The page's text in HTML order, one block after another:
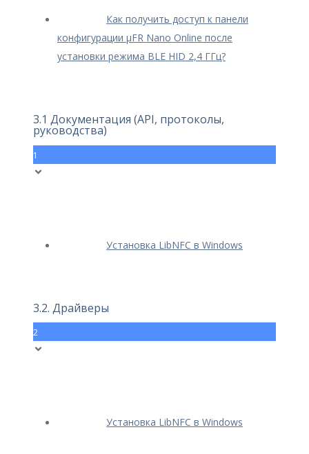
Как получить доступ к панели
конфигурации μFR Nano Online после
установки режима BLE HID 2,4 ГГц?
3.1 Документация (API, протоколы,
руководства)
1
Установка LibNFC в Windows
3.2. Драйверы
2
Установка LibNFC в Windows